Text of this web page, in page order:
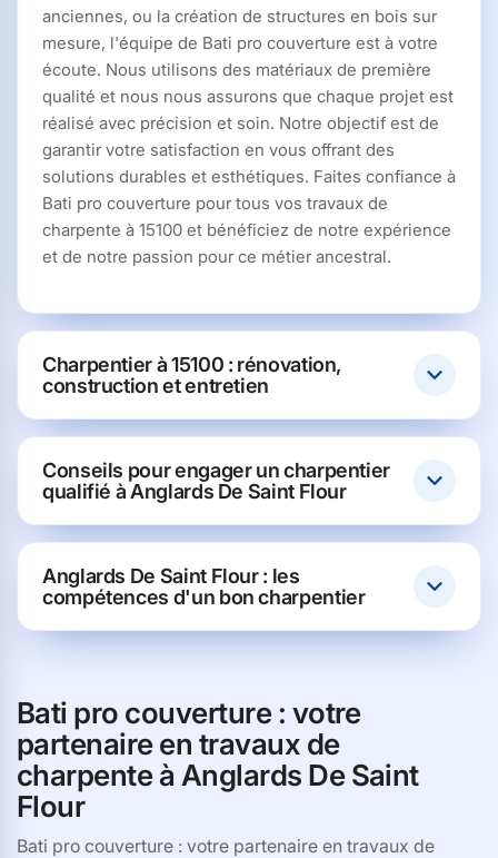
anciennes, ou la création de structures en bois sur
mesure, l'équipe de Bati pro couverture est à votre
écoute. Nous utilisons des matériaux de première
qualité et nous nous assurons que chaque projet est
réalisé avec précision et soin. Notre objectif est de
garantir votre satisfaction en vous offrant des
solutions durables et esthétiques. Faites confiance à
Bati pro couverture pour tous vos travaux de
charpente à 15100 et bénéficiez de notre expérience
et de notre passion pour ce métier ancestral.
Charpentier à 15100 : rénovation,
construction et entretien
Conseils pour engager un charpentier
qualifié à Anglards De Saint Flour
Anglards De Saint Flour : les
compétences d'un bon charpentier
Bati pro couverture : votre
partenaire en travaux de
charpente à Anglards De Saint
Flour
Bati pro couverture : votre partenaire en travaux de